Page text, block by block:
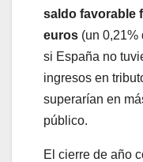
saldo favorable
euros (un 0,21%
si España no
ingresos en
superarían en
público.
El cierre de año